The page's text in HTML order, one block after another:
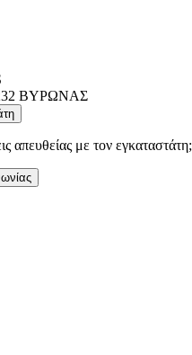
ΒΥΡΩΝΑΣ
απευθείας με τον εγκαταστάτη;